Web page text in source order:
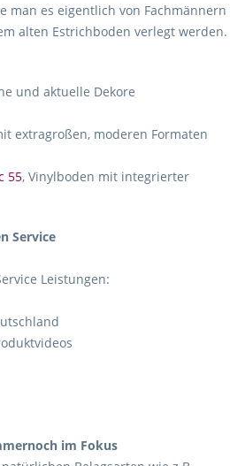
man es eigentlich von Fachmännern
alten Estrichboden verlegt werden.
und aktuelle Dekore
extragroßen, moderen Formaten
55, Vinylboden mit integrierter
Service
Leistungen:
im Fokus